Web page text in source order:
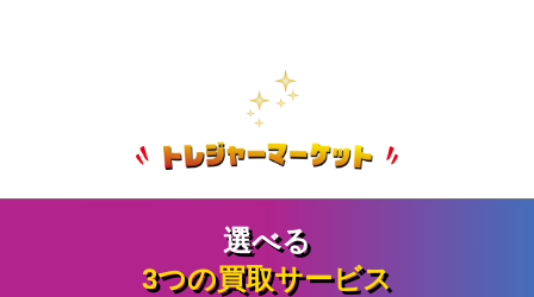
選べる
3つの買取サービス